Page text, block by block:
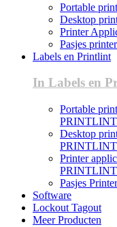
Portable
Desktop
Printer
Pasjes
Labels en Printlint
In Labels en
Portable
PRINTLINT
Desktop
PRINTLINT
Printer
PRINTLINT
Pasjes
Software
Lockout Tagout
Meer Producten